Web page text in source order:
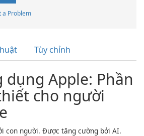
a Problem
Tùy chỉnh
dụng Apple: Phần
cho người
con người. Được tăng cường bởi AI.